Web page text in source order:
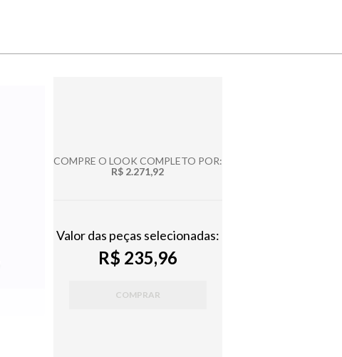
COMPRE O LOOK COMPLETO POR:
R$ 2.271,92
Valor das peças selecionadas:
R$ 235,96
COMPRAR